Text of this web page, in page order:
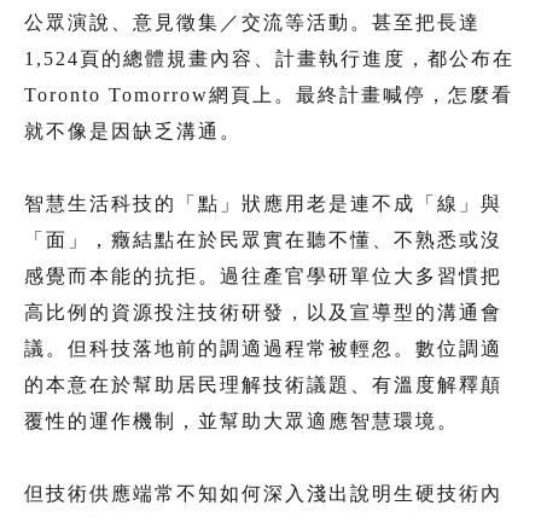
公眾演說、意見徵集／交流等活動。甚至把長達
1,524頁的總體規畫內容、計畫執行進度，都公布在
Toronto Tomorrow網頁上。最終計畫喊停，怎麼看
就不像是因缺乏溝通。
智慧生活科技的「點」狀應用老是連不成「線」與
「面」，癥結點在於民眾實在聽不懂、不熟悉或沒
感覺而本能的抗拒。過往產官學研單位大多習慣把
高比例的資源投注技術研發，以及宣導型的溝通會
議。但科技落地前的調適過程常被輕忽。數位調適
的本意在於幫助居民理解技術議題、有溫度解釋顛
覆性的運作機制，並幫助大眾適應智慧環境。
但技術供應端常不知如何深入淺出說明生硬技術內